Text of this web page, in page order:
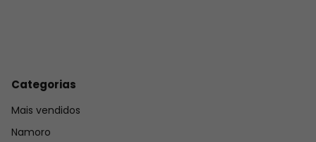
Categorias
Mais vendidos
Namoro